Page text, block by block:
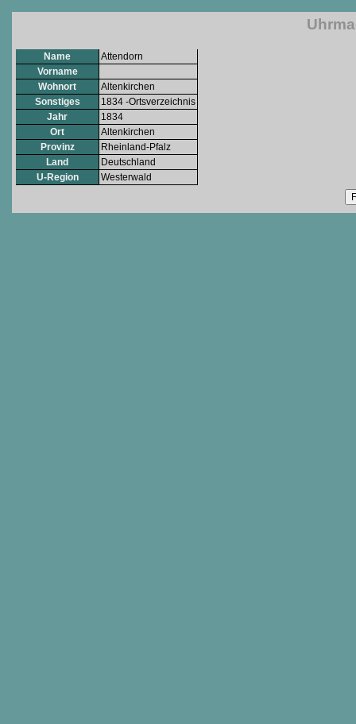
Name
Attendorn
Vorname
Wohnort
Altenkirchen
Sonstiges
1834 -Ortsverzeichnis
Jahr
1834
Ort
Altenkirchen
Provinz
Rheinland-Pfalz
Land
Deutschland
U-Region
Westerwald